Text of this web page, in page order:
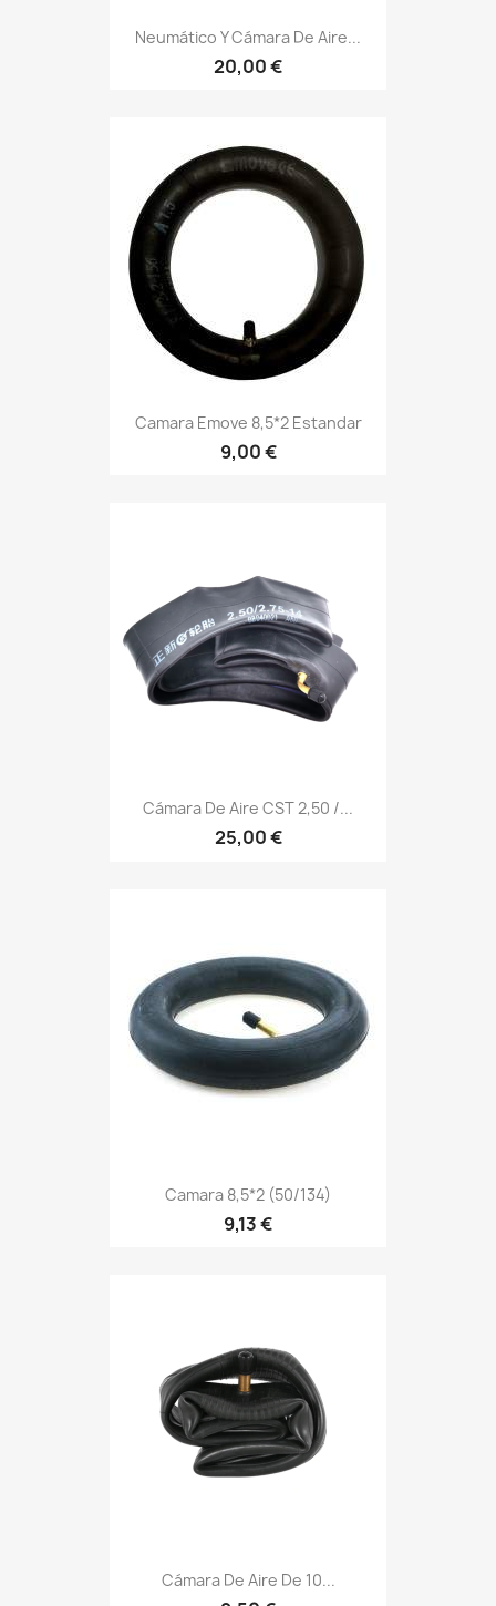
Neumático Y Cámara De Aire...
20,00 €
Camara Emove 8,5*2 Estandar
9,00 €
Cámara De Aire CST 2,50 /...
25,00 €
Camara 8,5*2 (50/134)
9,13 €
Cámara De Aire De 10...